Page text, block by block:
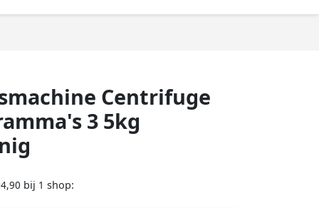
Centrifuge
3 5kg
bij 1 shop: